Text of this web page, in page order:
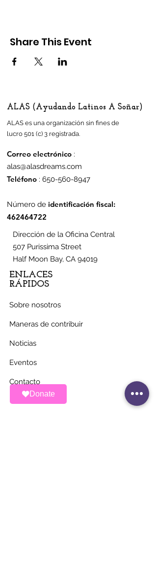
Donate
Share This Event
ALAS (Ayudando Latinos A Soñar)
ALAS es una organización sin fines de
lucro 501 (c) 3 registrada.
Correo electrónico :
alas@alasdreams.com
Teléfono : 650-560-8947
Número de identificación fiscal:
462464722
Dirección de la Oficina Central
507 Purissima Street
Half Moon Bay, CA 94019
ENLACES
RÁPIDOS
Sobre nosotros
Maneras de contribuir
Noticias
Eventos
Contacto